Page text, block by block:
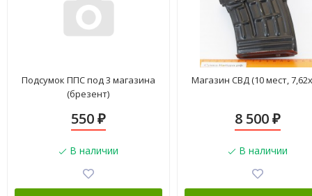
Подсумок ППС под 3 магазина
(брезент)
550 ₽
В наличии
Магазин СВД (10 мест,
8 500₽
В наличии